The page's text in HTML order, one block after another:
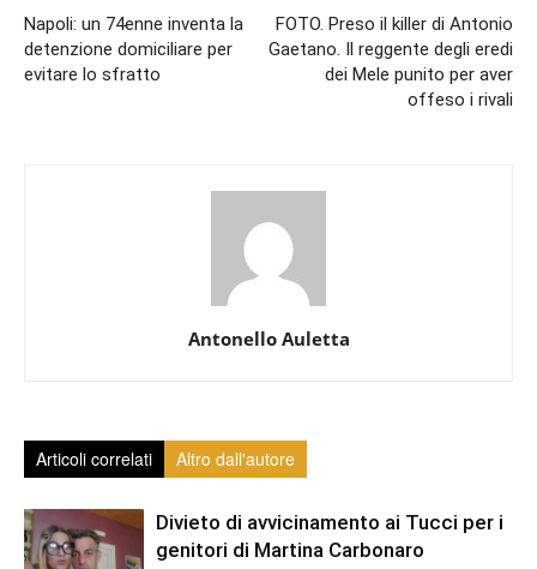
Napoli: un 74enne inventa la
detenzione domiciliare per
evitare lo sfratto
FOTO. Preso il killer di Antonio
Gaetano. Il reggente degli eredi
dei Mele punito per aver
offeso i rivali
Antonello Auletta
Articoli correlati Altro dall'autore
Divieto di avvicinamento ai Tucci per i
genitori di Martina Carbonaro